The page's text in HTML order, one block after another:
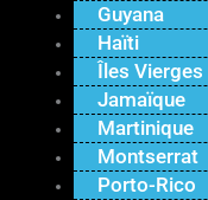
Guyana
Haïti
Îles Vierges
Jamaïque
Martinique
Montserrat
Porto-Rico